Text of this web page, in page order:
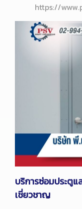
https://
บริการซ่อมประตู
เชี่ยวชาญ